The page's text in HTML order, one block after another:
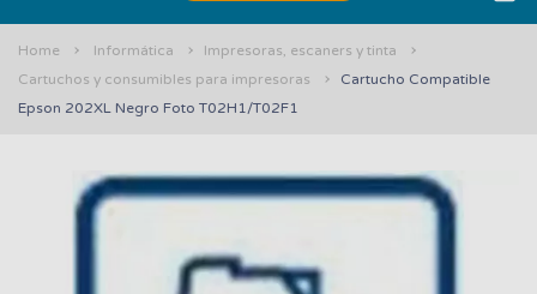
Home Informática
Impresoras, escaners y tinta
Cartuchos y consumibles para impresoras
Cartucho Compatible
Epson 202XL Negro Foto T02H1/T02F1